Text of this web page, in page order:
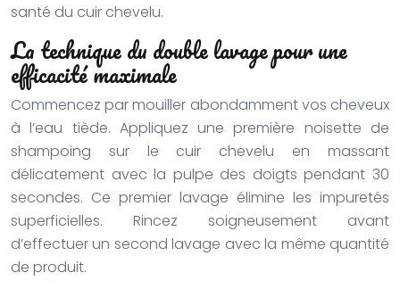
santé du cuir chevelu.
La technique du double lavage pour une
efficacité maximale
Commencez par mouiller abondamment vos cheveux
à l’eau tiède. Appliquez une première noisette de
shampoing sur le cuir chevelu en massant
délicatement avec la pulpe des doigts pendant 30
secondes. Ce premier lavage élimine les impuretés
superficielles. Rincez soigneusement avant
d’effectuer un second lavage avec la même quantité
de produit.